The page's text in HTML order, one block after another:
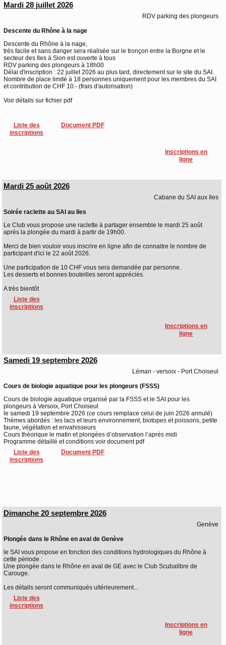
Mardi 28 juillet 2026
RDV parking des plongeurs
Descente du Rhône à la nage
Descente du Rhône à la nage,
très facile et sans danger sera réalisée sur le tronçon entre la Borgne et le
secteur des Iles à Sion est ouverte à tous
RDV parking des plongeurs à 18h00
Délai d'inscription : 22 juillet 2026 au plus tard, directement sur le site du SAI.
Nombre de place limité à 18 personnes uniquement pour les membres du SAI
et contribution de CHF 10.- (frais d'autorisation)
Voir détails sur fichier pdf
Liste des
inscriptions
Document PDF
Inscriptions en
ligne
Mardi 25 août 2026
Cabane du SAI aux Iles
Soirée raclette au SAI au Iles
Le Club vous propose une raclette à partager ensemble le mardi 25 août
après la plongée du mardi à partir de 19h00.
Merci de bien vouloir vous inscrire en ligne afin de connaitre le nombre de
participant d'ici le 22 août 2026.
Une participation de 10 CHF vous sera demandée par personne.
Les desserts et bonnes bouteilles seront appréciés.
A très bientôt
Liste des
inscriptions
Inscriptions en
ligne
Samedi 19 septembre 2026
Léman - versoix - Port Choiseul
Cours de biologie aquatique pour les plongeurs (FSSS)
Cours de biologie aquatique organisé par la FSSS et le SAI pour les
plongeurs à Versoix, Port Choiseul
le samedi 19 septembre 2026 (ce cours remplace celui de juin 2026 annulé)
Thèmes abordés : les lacs et leurs environnement, biotopes et poissons, petite
faune, végétation et envahisseurs
Cours théorique le matin et plongées d’observation l’après midi
Programme détaillé et conditions voir document pdf
Liste des
inscriptions
Document PDF
Dimanche 20 septembre 2026
Genève
Plongée dans le Rhône en aval de Genève
le SAI vous propose en fonction des conditions hydrologiques du Rhône à
cette période :
Une plongée dans le Rhône en aval de GE avec le Club Scubalibre de
Carouge.
Les détails seront communiqués ultérieurement...
Liste des
inscriptions
Inscriptions en
ligne